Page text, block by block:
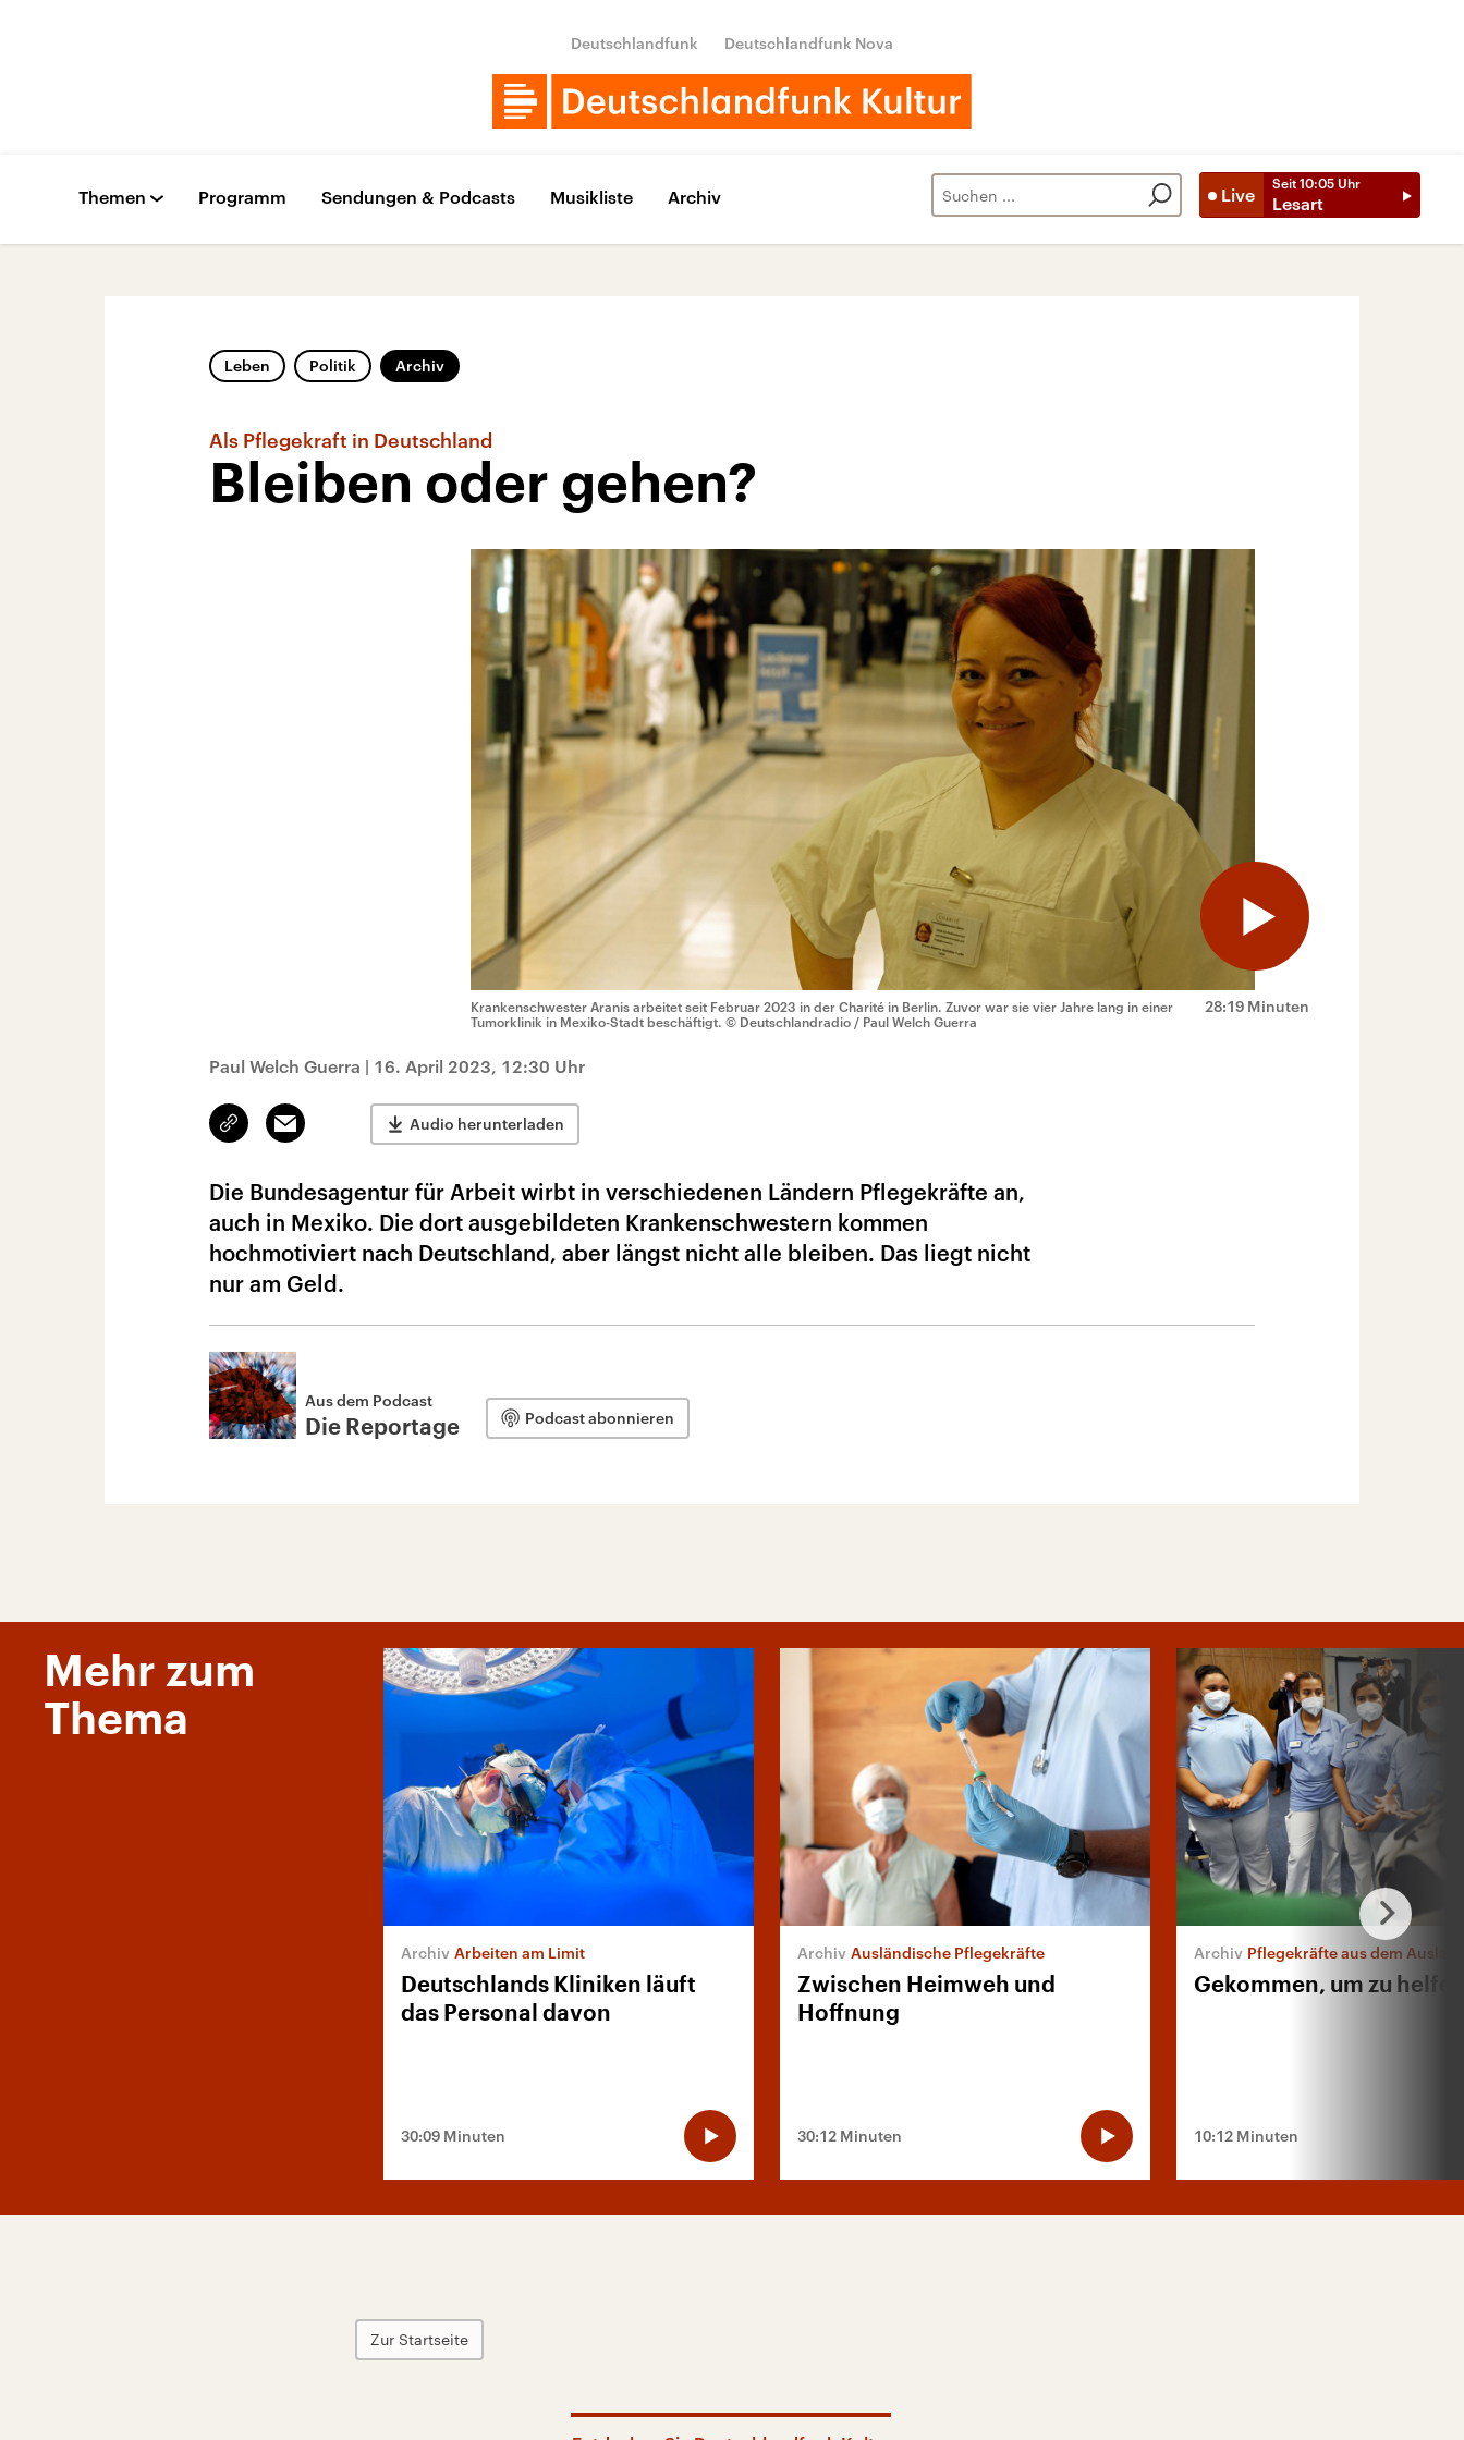
Deutschlandfunk Deutschlandfunk Nova
Live
Seit 10:05 Uhr
Lesart
Themen Programm Sendungen & Podcasts Musikliste Archiv
Leben Politik Archiv
Als Pflegekraft in Deutschland
Bleiben oder gehen?
28:19 Minuten
Krankenschwester Aranis arbeitet seit Februar 2023 in der Charité in Berlin. Zuvor war sie vier Jahre lang in einer
Tumorklinik in Mexiko-Stadt beschäftigt. © Deutschlandradio / Paul Welch Guerra
Paul Welch Guerra | 16. April 2023, 12:30 Uhr
Link
kopieren/teilen
Email Audio herunterladen
Die Bundesagentur für Arbeit wirbt in verschiedenen Ländern Pflegekräfte an,
auch in Mexiko. Die dort ausgebildeten Krankenschwestern kommen
hochmotiviert nach Deutschland, aber längst nicht alle bleiben. Das liegt nicht
nur am Geld.
Aus dem Podcast
Die Reportage Podcast abonnieren
Mehr zum
Thema
Arbeiten am Limit
Deutschlands Kliniken läuft
das Personal davon
30:09 Minuten
Ausländische Pflegekräfte
Zwischen Heimweh und
Hoffnung
30:12 Minuten
Pflegekräfte aus dem
Gekommen, um zu
10:12 Minuten
Zur Startseite